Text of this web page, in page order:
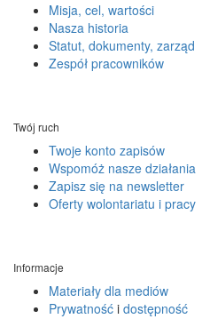
Misja, cel, wartości
Nasza historia
Statut, dokumenty, zarząd
Zespół pracowników
Twój ruch
Twoje konto zapisów
Wspomóż nasze działania
Zapisz się na newsletter
Oferty wolontariatu i pracy
Informacje
Materiały dla mediów
Prywatność i dostępność